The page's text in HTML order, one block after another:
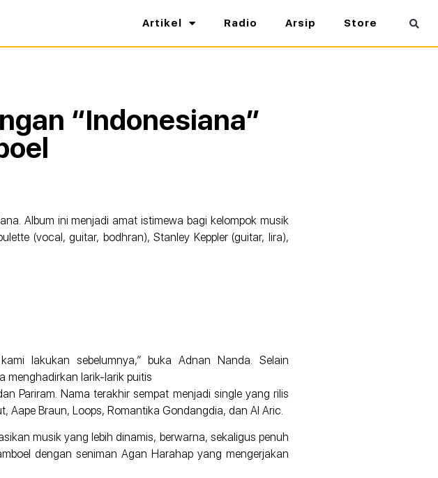
Artikel Radio Arsip Store
“Indonesiana”
Album ini menjadi amat istimewa bagi kelompok musik
(vocal, guitar, bodhran), Stanley Keppler (guitar, lira),
lakukan sebelumnya,” buka Adnan Nanda. Selain
menghadirkan larik-larik puitis
Pariram. Nama terakhir sempat menjadi single yang rilis
Braun, Loops, Romantika Gondangdia, dan Al Aric.
musik yang lebih dinamis, berwarna, sekaligus penuh
dengan seniman Agan Harahap yang mengerjakan